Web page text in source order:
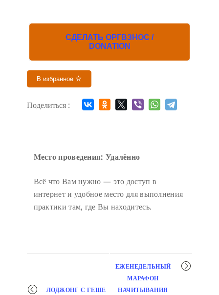
СДЕЛАТЬ ОРГВЗНОС /
DONATION
В избранное
Поделиться :
Место проведения: Удалённо
Всё что Вам нужно — это доступ в
интернет и удобное место для выполнения
практики там, где Вы находитесь.
Мероприятие
навигация
ЛОДЖОНГ С ГЕШЕ
ЕЖЕНЕДЕЛЬНЫЙ
МАРАФОН
НАЧИТЫВАНИЯ